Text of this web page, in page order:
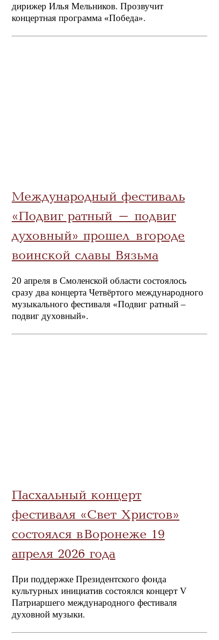
дирижер Илья Мельников. Прозвучит
концертная программа «Победа».
Международный фестиваль
«Подвиг ратный – подвиг
духовный» прошел в городе
воинской славы Вязьма
20 апреля в Смоленской области состоялось
сразу два концерта Четвёртого международного
музыкального фестиваля «Подвиг ратный –
подвиг духовный».
Пасхальный концерт
фестиваля «Свет Христов»
состоялся в Воронеже 19
апреля 2026 года
При поддержке Президентского фонда
культурных инициатив состоялся концерт V
Патриаршего международного фестиваля
духовной музыки.